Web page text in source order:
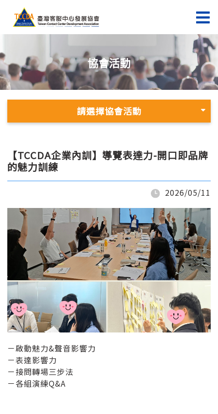
協會活動
請選擇協會活動
【TCCDA企業內訓】導覽表達力-開口即品牌
的魅力訓練
2026/05/11
－啟動魅力&聲音影響力
－表達影響力
－接問轉場三步法
－各組演練Q&A